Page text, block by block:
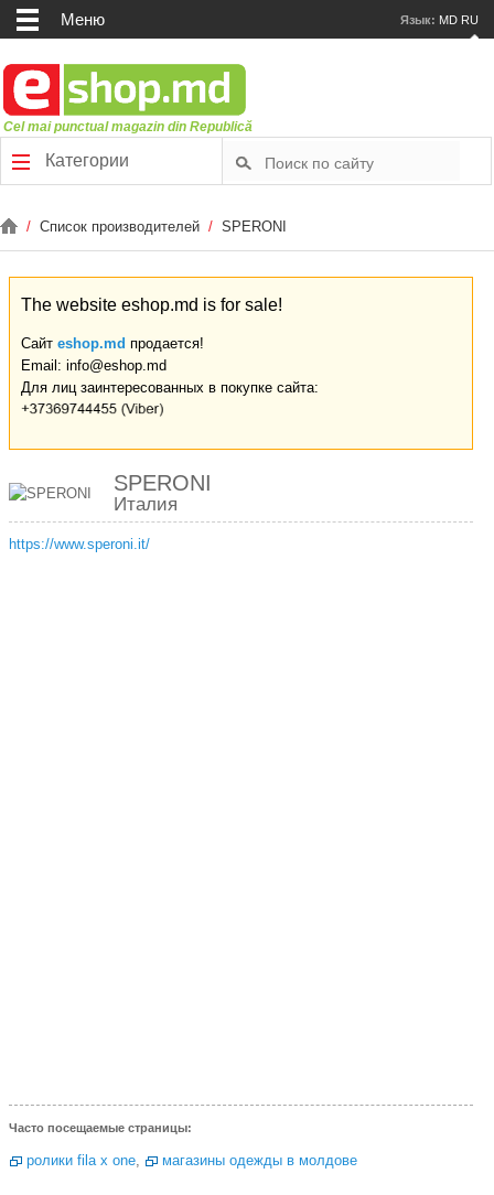
Меню Язык: MD RU
Cel mai punctual magazin din Republică
Категории
/ Список производителей / SPERONI
The website eshop.md is for sale!
Сайт eshop.md продается!
Email: info@eshop.md
Для лиц заинтересованных в покупке сайта:
SPERONI
Италия
https://www.speroni.it/
Часто посещаемые страницы:
ролики fila x one, магазины одежды в молдове